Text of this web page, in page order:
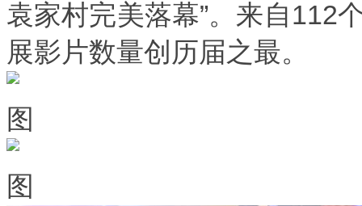
袁家村完美落幕”。来自112
展影片数量创历届之最。
图
图